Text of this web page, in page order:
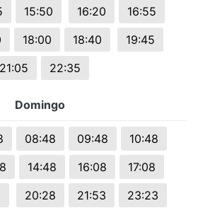
15:50 16:20
16:55
18:00 18:40
19:45
21:05
22:35
Domingo
08:48 09:48
10:48
14:48 16:08
17:08
20:28 21:53 23:23